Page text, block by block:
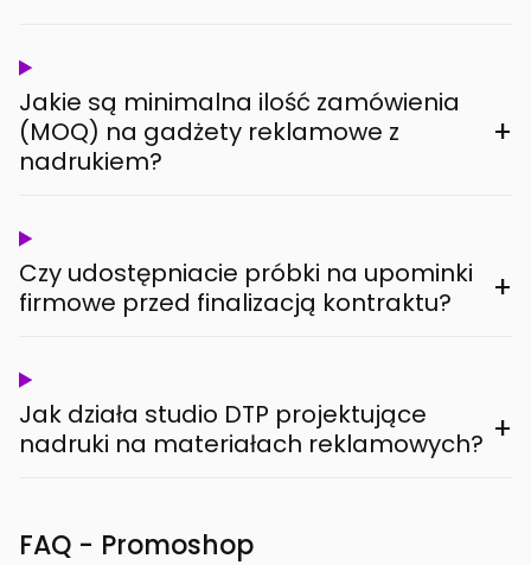
Jakie są minimalna ilość zamówienia
(MOQ) na gadżety reklamowe z
nadrukiem?
+
Czy udostępniacie próbki na upominki
firmowe przed finalizacją kontraktu?
+
Jak działa studio DTP projektujące
nadruki na materiałach reklamowych? +
FAQ - Promoshop